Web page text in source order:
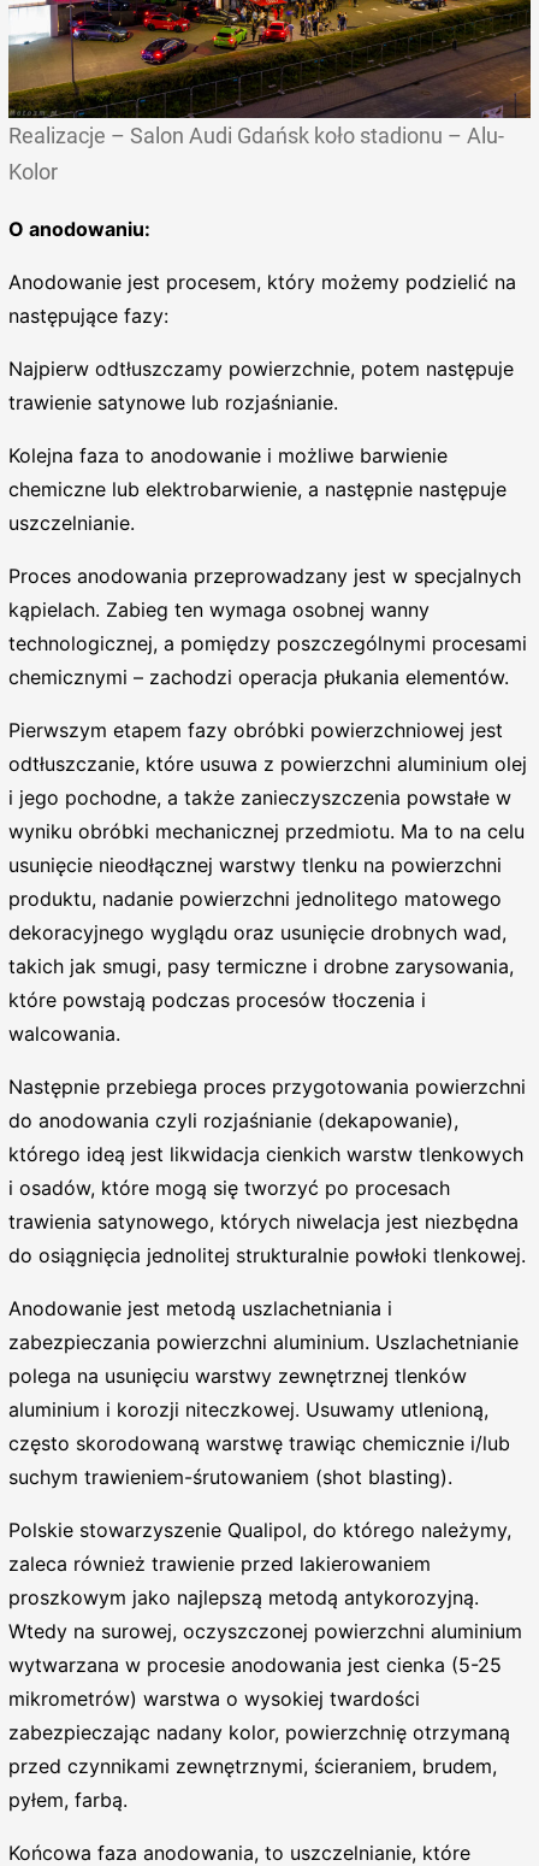
Realizacje – Salon Audi Gdańsk koło stadionu – Alu-
Kolor
O anodowaniu:
Anodowanie jest procesem, który możemy podzielić na
następujące fazy:
Najpierw odtłuszczamy powierzchnie, potem następuje
trawienie satynowe lub rozjaśnianie.
Kolejna faza to anodowanie i możliwe barwienie
chemiczne lub elektrobarwienie, a następnie następuje
uszczelnianie.
Proces anodowania przeprowadzany jest w specjalnych
kąpielach. Zabieg ten wymaga osobnej wanny
technologicznej, a pomiędzy poszczególnymi procesami
chemicznymi – zachodzi operacja płukania elementów.
Pierwszym etapem fazy obróbki powierzchniowej jest
odtłuszczanie, które usuwa z powierzchni aluminium olej
i jego pochodne, a także zanieczyszczenia powstałe w
wyniku obróbki mechanicznej przedmiotu. Ma to na celu
usunięcie nieodłącznej warstwy tlenku na powierzchni
produktu, nadanie powierzchni jednolitego matowego
dekoracyjnego wyglądu oraz usunięcie drobnych wad,
takich jak smugi, pasy termiczne i drobne zarysowania,
które powstają podczas procesów tłoczenia i
walcowania.
Następnie przebiega proces przygotowania powierzchni
do anodowania czyli rozjaśnianie (dekapowanie),
którego ideą jest likwidacja cienkich warstw tlenkowych
i osadów, które mogą się tworzyć po procesach
trawienia satynowego, których niwelacja jest niezbędna
do osiągnięcia jednolitej strukturalnie powłoki tlenkowej.
Anodowanie jest metodą uszlachetniania i
zabezpieczania powierzchni aluminium. Uszlachetnianie
polega na usunięciu warstwy zewnętrznej tlenków
aluminium i korozji niteczkowej. Usuwamy utlenioną,
często skorodowaną warstwę trawiąc chemicznie i/lub
suchym trawieniem-śrutowaniem (shot blasting).
Polskie stowarzyszenie Qualipol, do którego należymy,
zaleca również trawienie przed lakierowaniem
proszkowym jako najlepszą metodą antykorozyjną.
Wtedy na surowej, oczyszczonej powierzchni aluminium
wytwarzana w procesie anodowania jest cienka (5-25
mikrometrów) warstwa o wysokiej twardości
zabezpieczając nadany kolor, powierzchnię otrzymaną
przed czynnikami zewnętrznymi, ścieraniem, brudem,
pyłem, farbą.
Końcowa faza anodowania, to uszczelnianie, które